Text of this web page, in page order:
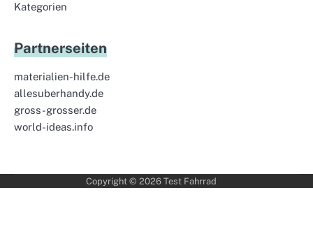
Kategorien
Partnerseiten
materialien-hilfe.de
allesuberhandy.de
gross-grosser.de
world-ideas.info
Copyright © 2026 Test Fahrrad